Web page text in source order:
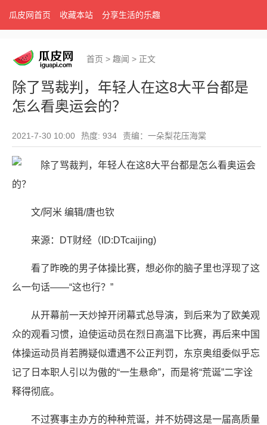
瓜皮网首页 收藏本站 分享生活的乐趣
首页 > 趣闻 > 正文
除了骂裁判，年轻人在这8大平台都是
怎么看奥运会的？
2021-7-30 10:00 热度: 934 责编：一朵梨花压海棠
文/阿米 编辑/唐也钦
来源：DT财经（ID:DTcaijing)
看了昨晚的男子体操比赛，想必你的脑子里也浮现了这
么一句话——“这也行？”
从开幕前一天炒掉开闭幕式总导演，到后来为了欧美观
众的观看习惯，迫使运动员在烈日高温下比赛，再后来中国
体操运动员肖若腾疑似遭遇不公正判罚，东京奥组委似乎忘
记了日本职人引以为傲的“一生悬命”，而是将“荒诞”二字诠
释得彻底。
不过赛事主办方的种种荒诞，并不妨碍这是一届高质量